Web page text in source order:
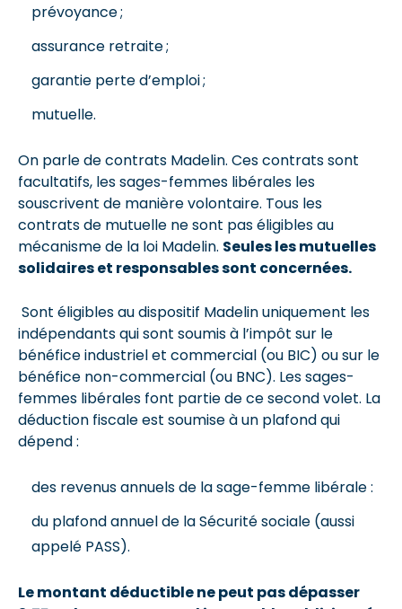
prévoyance ;
assurance retraite ;
garantie perte d’emploi ;
mutuelle.
On parle de contrats Madelin. Ces contrats sont
facultatifs, les sages-femmes libérales les
souscrivent de manière volontaire. Tous les
contrats de mutuelle ne sont pas éligibles au
mécanisme de la loi Madelin. Seules les mutuelles
solidaires et responsables sont concernées.
Sont éligibles au dispositif Madelin uniquement les
indépendants qui sont soumis à l’impôt sur le
bénéfice industriel et commercial (ou BIC) ou sur le
bénéfice non-commercial (ou BNC). Les sages-
femmes libérales font partie de ce second volet. La
déduction fiscale est soumise à un plafond qui
dépend :
des revenus annuels de la sage-femme libérale :
du plafond annuel de la Sécurité sociale (aussi
appelé PASS).
Le montant déductible ne peut pas dépasser